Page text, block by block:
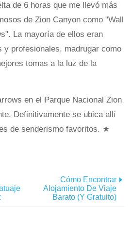
de 6 horas que me llevó más
de Zion Canyon como "Wall
La mayoría de ellos eran
y profesionales, madrugar como
tomas a la luz de la
en el Parque Nacional Zion
Definitivamente se ubica allí
de senderismo favoritos. ★
Cómo Encontrar
Alojamiento De Viaje
Barato (y Gratuito)